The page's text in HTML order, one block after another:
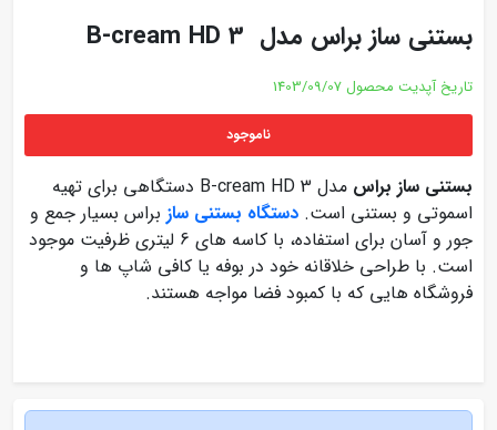
بستنی ساز براس مدل B-cream HD 3
تاریخ آپدیت محصول 1403/09/07
ناموجود
بستنی ساز براس
مدل B-cream HD 3 دستگاهی برای تهیه
اسموتی و بستنی است. دستگاه بستنی ساز براس بسیار جمع و
جور و آسان برای استفاده، با کاسه های 6 لیتری ظرفیت موجود
است. با طراحی خلاقانه خود در بوفه یا کافی شاپ ها و
فروشگاه هایی که با کمبود فضا مواجه هستند.